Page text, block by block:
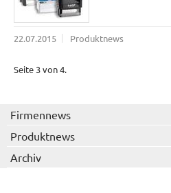
22.07.2015 Produktnews
Seite 3 von 4.
Firmennews
Produktnews
Archiv